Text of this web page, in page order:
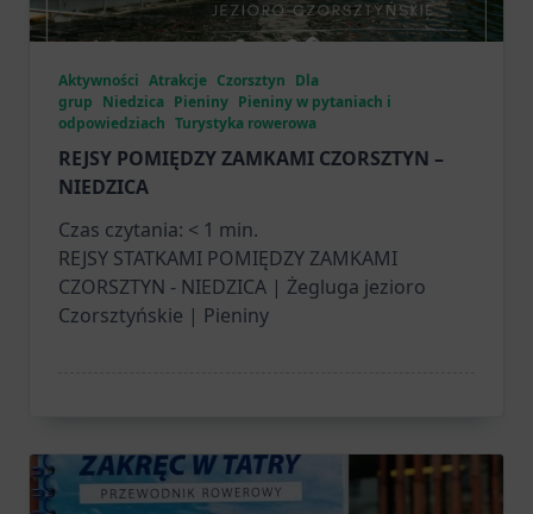
Aktywności Atrakcje Czorsztyn Dla
grup Niedzica Pieniny Pieniny w pytaniach i
odpowiedziach Turystyka rowerowa
REJSY POMIĘDZY ZAMKAMI CZORSZTYN –
NIEDZICA
Czas czytania: < 1 min.
REJSY STATKAMI POMIĘDZY ZAMKAMI
CZORSZTYN - NIEDZICA | Żegluga jezioro
Czorsztyńskie | Pieniny